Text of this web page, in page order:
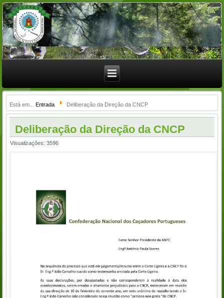
Está em...Entrada Deliberação da Direção da CNCP
Deliberação da Direção da CNCP
Visualizações: 3596